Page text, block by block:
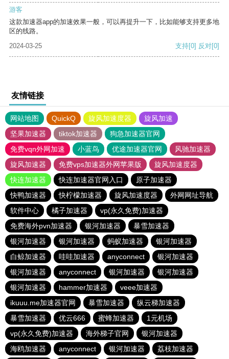
游客
这款加速器app的加速效果一般，可以再提升一下，比如能够支持更多地
区的线路。
2024-03-25
支持[0] 反对[0]
友情链接
网站地图 QuickQ 旋风加速度器
旋风加速
坚果加速器
tiktok加速器
狗急加速器官网
免费vqn外网加速
小蓝鸟 优途加速器官网
风驰加速器
旋风加速器
免费vps加速器外网苹果版
旋风加速度器
快连加速器
快连加速器官网入口
原子加速器
快鸭加速器
快柠檬加速器 旋风加速度器
外网网址导航
软件中心
橘子加速器
vp(永久免费)加速器
免费海外pvn加速器
银河加速器
暴雪加速器
银河加速器
银河加速器 蚂蚁加速器
银河加速器
白鲸加速器
哇哇加速器 anyconnect
银河加速器
银河加速器
anyconnect 银河加速器
银河加速器
银河加速器
hammer加速器
veee加速器
ikuuu.me加速器官网
暴雪加速器
纵云梯加速器
暴雪加速器
优云666 蜜蜂加速器
1元机场
vp(永久免费)加速器
海外梯子官网
银河加速器
海鸥加速器
anyconnect 银河加速器 荔枝加速器